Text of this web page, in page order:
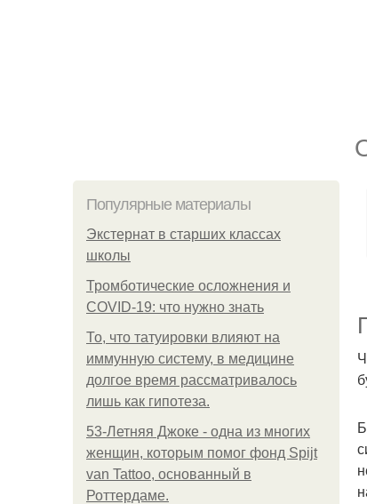
Популярные материалы
Экстернат в старших классах
школы
Тромботические осложнения и
COVID-19: что нужно знать
То, что татуировки влияют на
иммунную систему, в медицине
долгое время рассматривалось
лишь как гипотеза.
53-Летняя Джоке - одна из многих
женщин, которым помог фонд Spijt
van Tattoo, основанный в
Роттердаме.